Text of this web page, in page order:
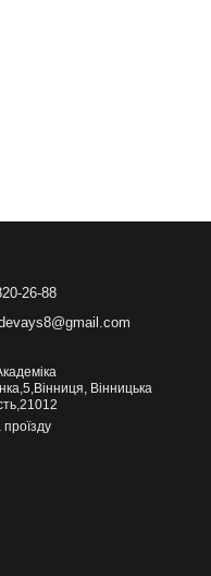
26-88
Вінницька